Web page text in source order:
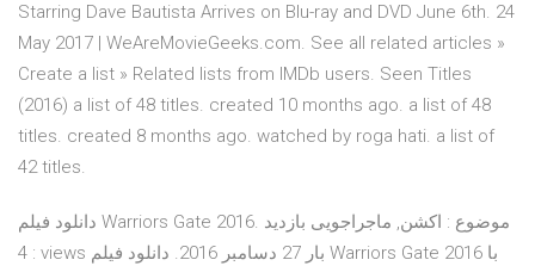
Starring Dave Bautista Arrives on Blu-ray and DVD June 6th. 24
May 2017 | WeAreMovieGeeks.com. See all related articles »
Create a list » Related lists from IMDb users. Seen Titles
(2016) a list of 48 titles. created 10 months ago. a list of 48
titles. created 8 months ago. watched by roga hati. a list of
42 titles.
دانلود فیلم Warriors Gate 2016. موضوع : اکشن, ماجراجویی بازديد
: 4 views بار 27 دسامبر 2016. دانلود فیلم Warriors Gate 2016 با